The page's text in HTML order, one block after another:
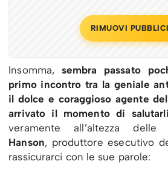
RIMUOVI
Insomma, sembra passato
primo incontro tra la geniale
il dolce e coraggioso agente
arrivato il momento di salutarli
veramente all’altezza delle
Hanson, produttore esecutivo
rassicurarci con le sue parole: